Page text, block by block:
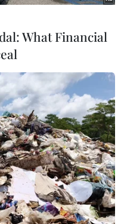
What Financial